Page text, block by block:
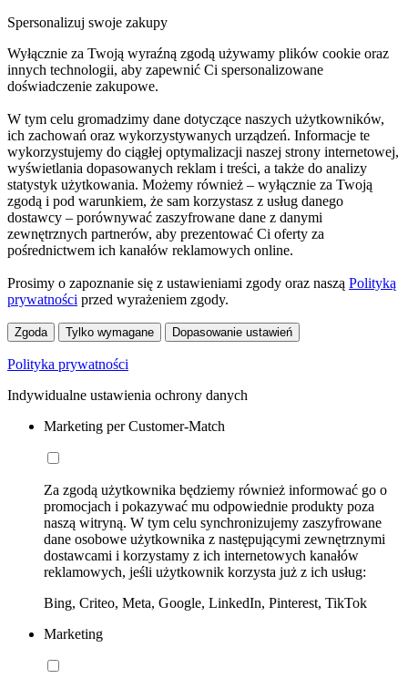
Spersonalizuj swoje zakupy
Wyłącznie za Twoją wyraźną zgodą używamy plików cookie oraz
innych technologii, aby zapewnić Ci spersonalizowane
doświadczenie zakupowe.
W tym celu gromadzimy dane dotyczące naszych użytkowników,
ich zachowań oraz wykorzystywanych urządzeń. Informacje te
wykorzystujemy do ciągłej optymalizacji naszej strony internetowej,
wyświetlania dopasowanych reklam i treści, a także do analizy
statystyk użytkowania. Możemy również – wyłącznie za Twoją
zgodą i pod warunkiem, że sam korzystasz z usług danego
dostawcy – porównywać zaszyfrowane dane z danymi
zewnętrznych partnerów, aby prezentować Ci oferty za
pośrednictwem ich kanałów reklamowych online.
Prosimy o zapoznanie się z ustawieniami zgody oraz naszą Polityką
prywatności przed wyrażeniem zgody.
Zgoda Tylko wymagane Dopasowanie ustawień
Polityka prywatności
Indywidualne ustawienia ochrony danych
Marketing per Customer-Match
Za zgodą użytkownika będziemy również informować go o
promocjach i pokazywać mu odpowiednie produkty poza
naszą witryną. W tym celu synchronizujemy zaszyfrowane
dane osobowe użytkownika z następującymi zewnętrznymi
dostawcami i korzystamy z ich internetowych kanałów
reklamowych, jeśli użytkownik korzysta już z ich usług:
Bing, Criteo, Meta, Google, LinkedIn, Pinterest, TikTok
Marketing